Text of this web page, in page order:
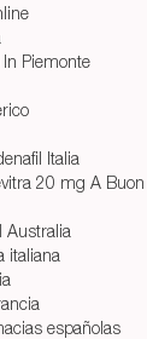
Piemonte
Italia
20 mg A
Australia
italiana
españolas